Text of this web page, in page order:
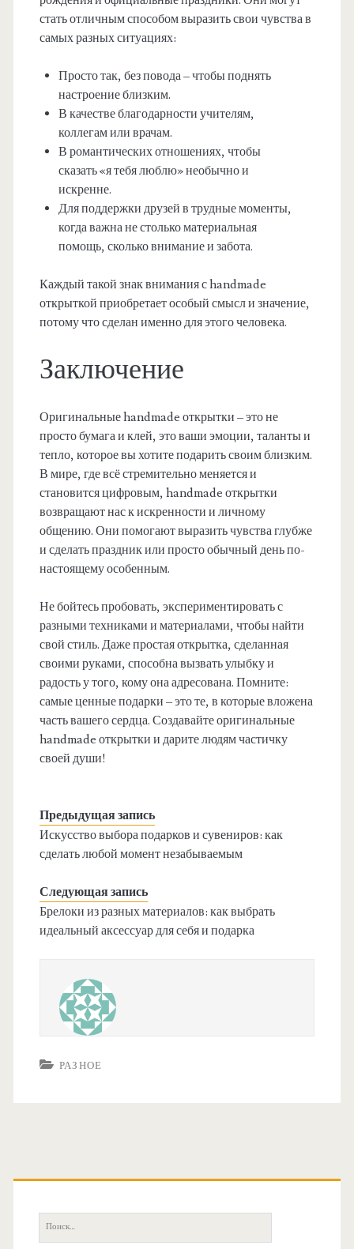
стать отличным способом выразить свои чувства в
самых разных ситуациях:
Просто так, без повода – чтобы поднять
настроение близким.
В качестве благодарности учителям,
коллегам или врачам.
В романтических отношениях, чтобы
сказать «я тебя люблю» необычно и
искренне.
Для поддержки друзей в трудные моменты,
когда важна не столько материальная
помощь, сколько внимание и забота.
Каждый такой знак внимания с handmade
открыткой приобретает особый смысл и значение,
потому что сделан именно для этого человека.
Заключение
Оригинальные handmade открытки – это не
просто бумага и клей, это ваши эмоции, таланты и
тепло, которое вы хотите подарить своим близким.
В мире, где всё стремительно меняется и
становится цифровым, handmade открытки
возвращают нас к искренности и личному
общению. Они помогают выразить чувства глубже
и сделать праздник или просто обычный день по-
настоящему особенным.
Не бойтесь пробовать, экспериментировать с
разными техниками и материалами, чтобы найти
свой стиль. Даже простая открытка, сделанная
своими руками, способна вызвать улыбку и
радость у того, кому она адресована. Помните:
самые ценные подарки – это те, в которые вложена
часть вашего сердца. Создавайте оригинальные
handmade открытки и дарите людям частичку
своей души!
Предыдущая запись
Искусство выбора подарков и сувениров: как
сделать любой момент незабываемым
Следующая запись
Брелоки из разных материалов: как выбрать
идеальный аксессуар для себя и подарка
РАЗНОЕ
О
П
о